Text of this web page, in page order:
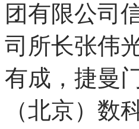
团有限公司
司所长张伟
有成，捷曼
（北京）数